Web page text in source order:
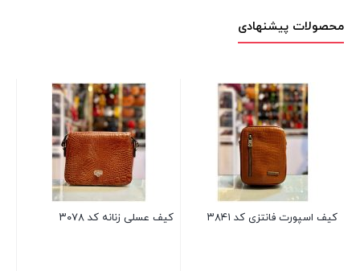
محصولات پیشنهادی
کیف اسپورت فانتزی کد ۳۸۴۱ کیف عسلی زنانه کد ۳۰۷۸